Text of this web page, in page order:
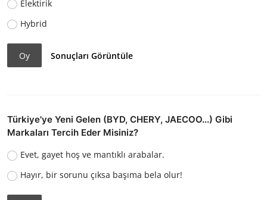
Elektirik
Hybrid
Oy Sonuçları Görüntüle
Türkiye'ye Yeni Gelen (BYD, CHERY, JAECOO...) Gibi
Markaları Tercih Eder Misiniz?
Evet, gayet hoş ve mantıklı arabalar.
Hayır, bir sorunu çıksa başıma bela olur!